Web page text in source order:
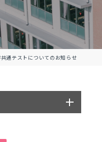
通テストについてのお知らせ